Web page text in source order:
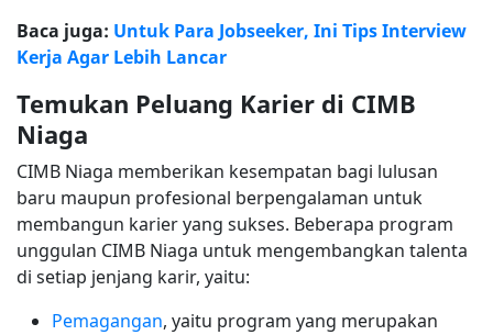
Baca juga: Untuk Para Jobseeker, Ini Tips Interview
Kerja Agar Lebih Lancar
Temukan Peluang Karier di CIMB
Niaga
CIMB Niaga memberikan kesempatan bagi lulusan
baru maupun profesional berpengalaman untuk
membangun karier yang sukses. Beberapa program
unggulan CIMB Niaga untuk mengembangkan talenta
di setiap jenjang karir, yaitu:
Pemagangan, yaitu program yang merupakan